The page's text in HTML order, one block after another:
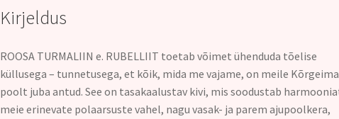
Kirjeldus
ROOSA TURMALIIN e. RUBELLIIT toetab võimet ühenduda tõelise
küllusega – tunnetusega, et kõik, mida me vajame, on meile Kõrgeima
poolt juba antud. See on tasakaalustav kivi, mis soodustab
meie erinevate polaarsuste vahel, nagu vasak- ja parem ajupoolkera,